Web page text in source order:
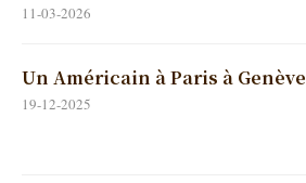
11-03-2026
Un Américain à Paris à Genève
19-12-2025